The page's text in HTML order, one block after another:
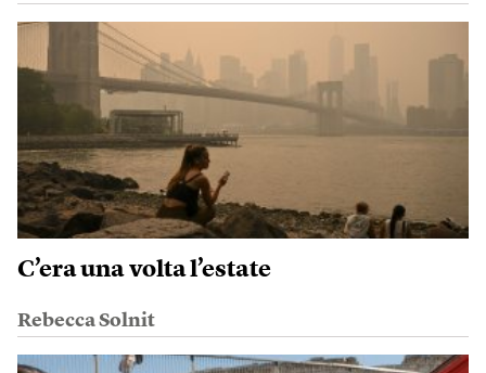
C’era una volta l’estate
Rebecca Solnit